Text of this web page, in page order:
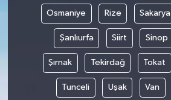
Osmaniye Rize Sakarya
Şanlıurfa Siirt Sinop
Şırnak Tekirdağ Tokat
Tunceli Uşak Van